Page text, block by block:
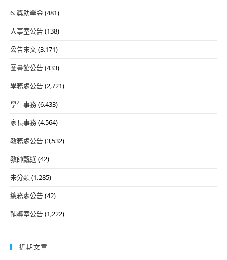
6. 獎助學金(481)
人事室公告(138)
公告來文(3,171)
圖書館公告(433)
學務處公告(2,721)
學生事務(6,433)
家長事務(4,564)
教務處公告(3,532)
教師甄選(42)
未分類(1,285)
總務處公告(42)
輔導室公告(1,222)
近期文章